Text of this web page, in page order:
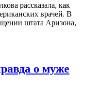
рассказала, как
врачей. В
штата Аризона,
о муже